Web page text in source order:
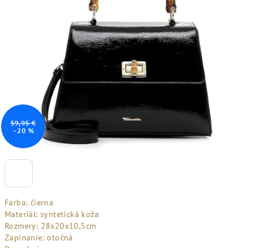
Farba: čierna
Materiál: syntetická koža
Rozmery: 28x20x10,5cm
Zapínanie: otočná
59,95 €
–20 %